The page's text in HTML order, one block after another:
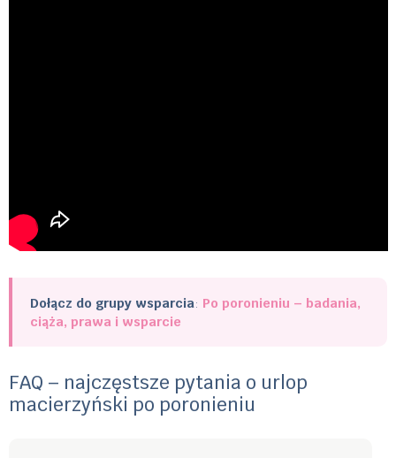
Dołącz do grupy wsparcia: Po poronieniu – badania,
ciąża, prawa i wsparcie
FAQ – najczęstsze pytania o urlop
macierzyński po poronieniu